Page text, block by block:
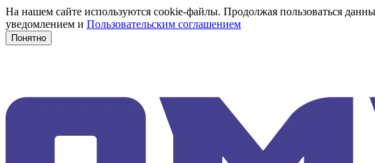
На нашем сайте используются cookie-файлы. Продолжая пользоваться
уведомлением и Пользовательским соглашением
Понятно